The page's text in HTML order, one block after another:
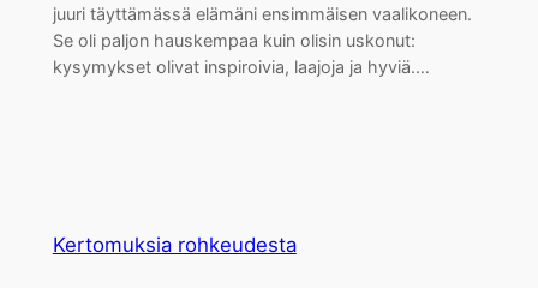
juuri täyttämässä elämäni ensimmäisen vaalikoneen.
Se oli paljon hauskempaa kuin olisin uskonut:
kysymykset olivat inspiroivia, laajoja ja hyviä.…
Kertomuksia rohkeudesta